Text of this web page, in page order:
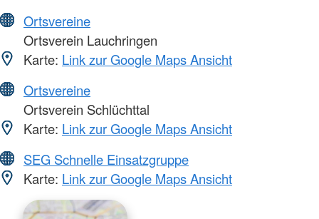
Ortsvereine
Ortsverein Lauchringen
Karte: Link zur Google Maps Ansicht
Ortsvereine
Ortsverein Schlüchttal
Karte: Link zur Google Maps Ansicht
SEG Schnelle Einsatzgruppe
Karte: Link zur Google Maps Ansicht